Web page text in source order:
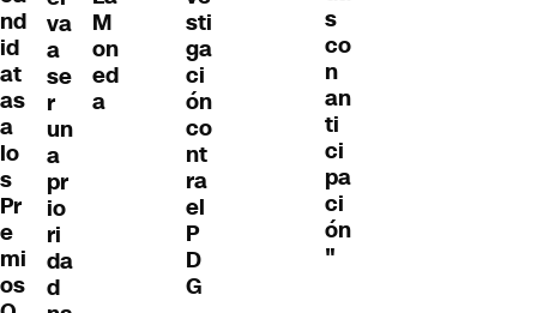
nd
id
at
as
a
lo
s
Pr
e
mi
os
va
a
se
r
un
a
pr
io
ri
da
d
M
on
ed
a
sti
ga
ci
ón
co
nt
ra
el
P
D
G
s
co
n
an
ti
ci
pa
ci
ón
"